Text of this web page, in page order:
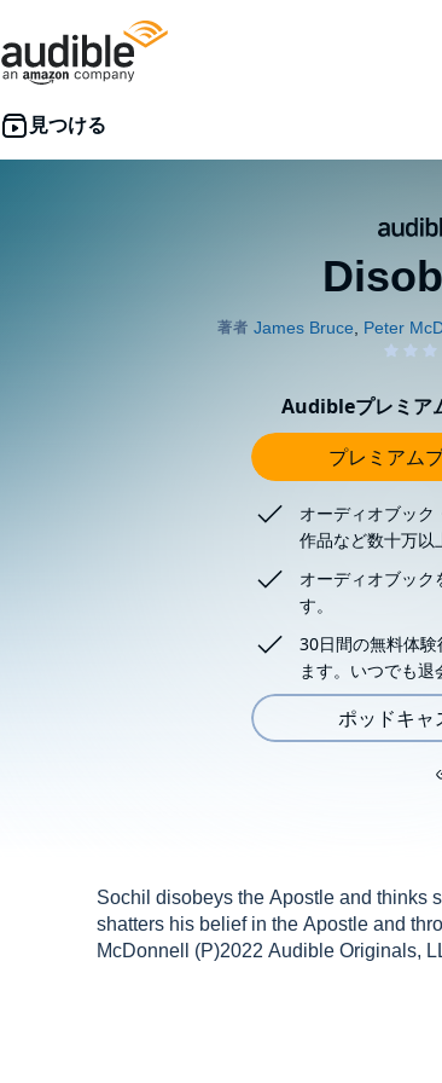
Audibleプレミア
プレミアム
オーディオブッ
作品など数十万以
オーディオブック
す。
30日間の無料体
ます。いつでも退
ポッドキャ
Sochil disobeys the Apostle and thinks
shatters his belief in the Apostle and
McDonnell (P)2022 Audible Originals,